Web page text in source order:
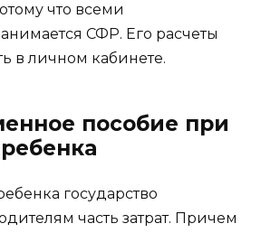
что всеми
СФР. Его расчеты
в личном кабинете.
пособие при
государство
часть затрат. Причем